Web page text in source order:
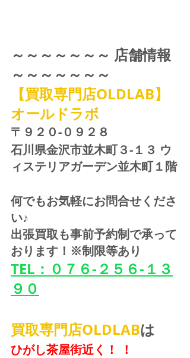
～～～～～～～ 店舗情報
～～～～～～～
【買取専門店OLDLAB】
オールドラボ
〒９２０-０９２８
石川県金沢市並木町３-１３ ウ
ィステリアガーデン並木町１階
何でもお気軽にお問合せくださ
い♪
出張買取も事前予約制で承って
おります！※制限等あり
TEL：０７６-２５６-１３
９０
買取専門店OLDLABは
ひがし茶屋街近く！ ！